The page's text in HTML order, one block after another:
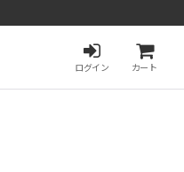
ログイン カート